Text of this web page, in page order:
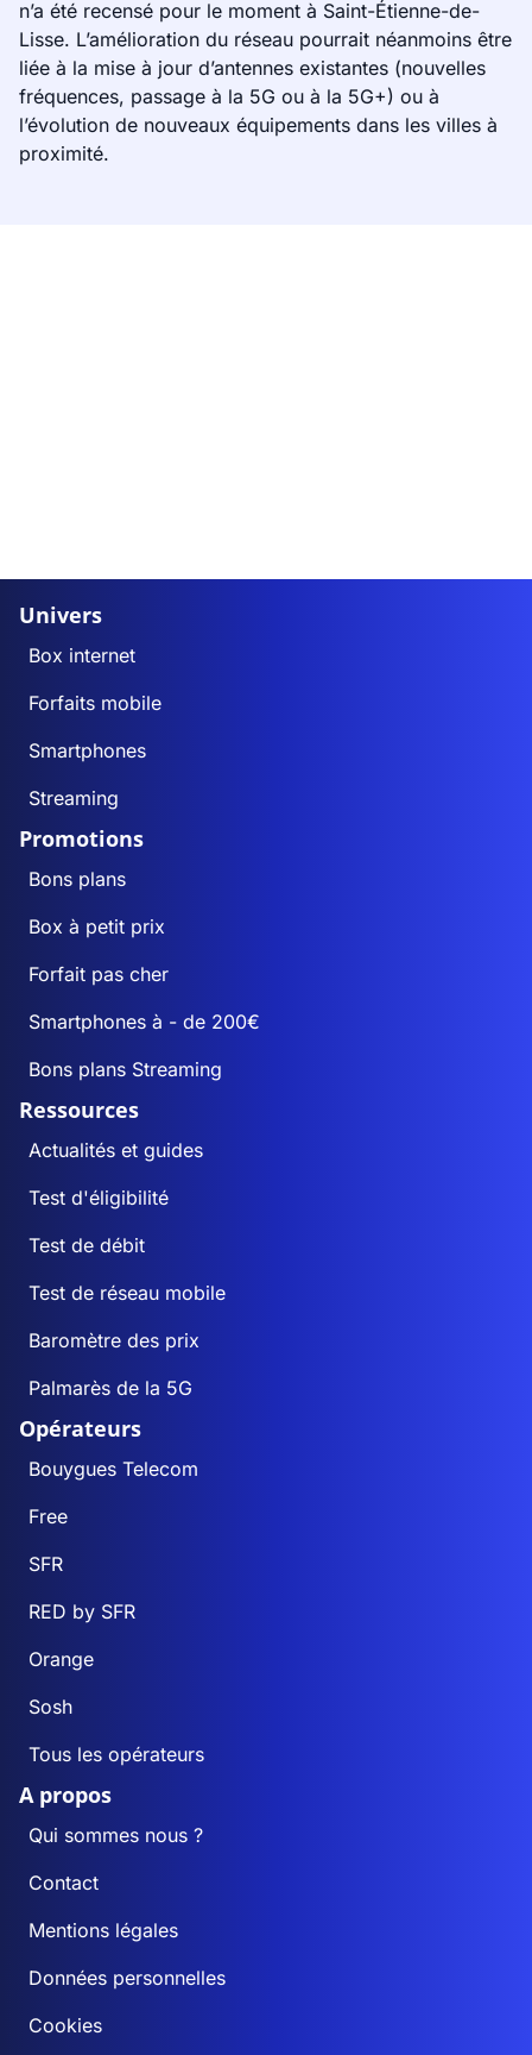
n’a été recensé pour le moment à Saint-Étienne-de-
Lisse. L’amélioration du réseau pourrait néanmoins être
liée à la mise à jour d’antennes existantes (nouvelles
fréquences, passage à la 5G ou à la 5G+) ou à
l’évolution de nouveaux équipements dans les villes à
proximité.
Univers
Box internet
Forfaits mobile
Smartphones
Streaming
Promotions
Bons plans
Box à petit prix
Forfait pas cher
Smartphones à - de 200€
Bons plans Streaming
Ressources
Actualités et guides
Test d'éligibilité
Test de débit
Test de réseau mobile
Baromètre des prix
Palmarès de la 5G
Opérateurs
Bouygues Telecom
Free
SFR
RED by SFR
Orange
Sosh
Tous les opérateurs
A propos
Qui sommes nous ?
Contact
Mentions légales
Données personnelles
Cookies